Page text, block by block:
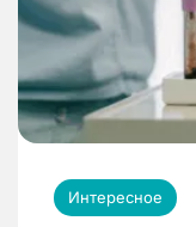
Интересное